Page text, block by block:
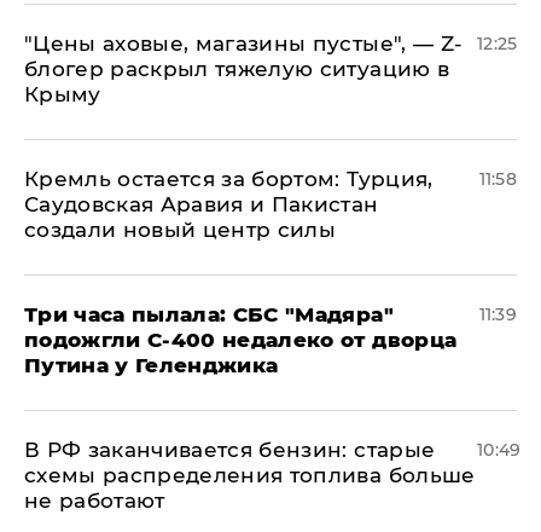
​"Цены аховые, магазины пустые", — Z-
блогер раскрыл тяжелую ситуацию в
Крыму
12:25
​Кремль остается за бортом: Турция,
Саудовская Аравия и Пакистан
создали новый центр силы
11:58
Три часа пылала: СБС "Мадяра"
подожгли С-400 недалеко от дворца
Путина у Геленджика
11:39
​В РФ заканчивается бензин: старые
схемы распределения топлива больше
не работают
10:49